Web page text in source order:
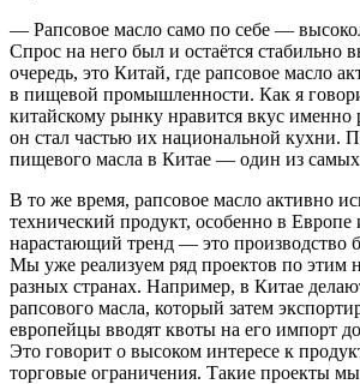
— Рапсовое масло само по себе —
Спрос на него был и остаётся стабильно
очередь, это Китай, где рапсовое масло
в пищевой промышленности. Как я
китайскому рынку нравится вкус
он стал частью их национальной кухни.
пищевого масла в Китае — один из
В то же время, рапсовое масло активно
технический продукт, особенно в
нарастающий тренд — это производство
Мы уже реализуем ряд проектов по этим
разных странах. Например, в Китае
рапсового масла, который затем
европейцы вводят квоты на его импорт
Это говорит о высоком интересе к
торговые ограничения. Такие проекты